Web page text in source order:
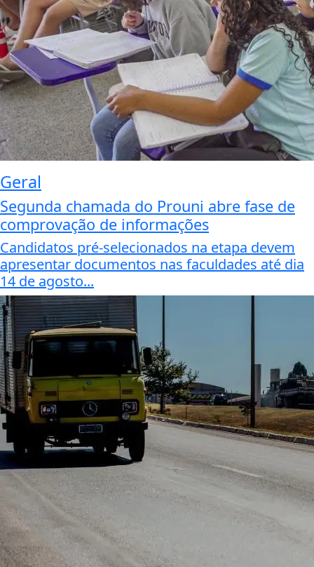
Geral
Segunda chamada do Prouni abre fase de
comprovação de informações
Candidatos pré-selecionados na etapa devem
apresentar documentos nas faculdades até dia
14 de agosto...